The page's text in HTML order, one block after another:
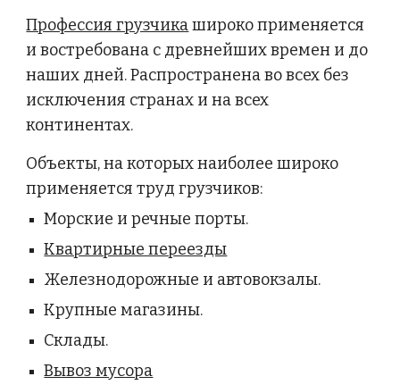
Профессия грузчика широко применяется
и востребована с древнейших времен и до
наших дней. Распространена во всех без
исключения странах и на всех
континентах.
Объекты, на которых наиболее широко
применяется труд грузчиков:
Морские и речные порты.
Квартирные переезды
Железнодорожные и автовокзалы.
Крупные магазины.
Склады.
Вывоз мусора